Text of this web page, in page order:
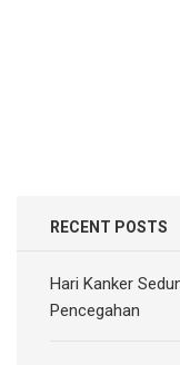
RECENT POSTS
Hari Kanker
Pencegahan